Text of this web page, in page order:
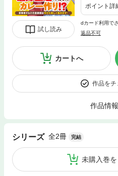
試し読み
ポイント詳
dカード利用で
返品不可
カートへ
作品をチ
作品情
シリーズ 全2冊 完結
未購入巻